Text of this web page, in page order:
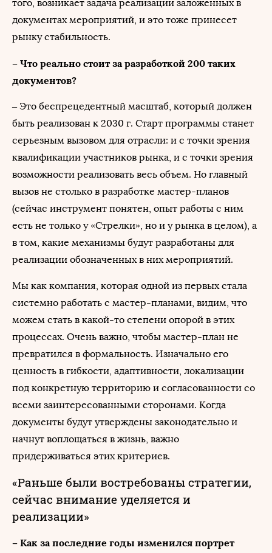
того, возникает задача реализации заложенных в
документах мероприятий, и это тоже принесет
рынку стабильность.
– Что реально стоит за разработкой 200 таких
документов?
– Это беспрецедентный масштаб, который должен
быть реализован к 2030 г. Старт программы станет
серьезным вызовом для отрасли: и с точки зрения
квалификации участников рынка, и с точки зрения
возможности реализовать весь объем. Но главный
вызов не столько в разработке мастер-планов
(сейчас инструмент понятен, опыт работы с ним
есть не только у «Стрелки», но и у рынка в целом), а
в том, какие механизмы будут разработаны для
реализации обозначенных в них мероприятий.
Мы как компания, которая одной из первых стала
системно работать с мастер-планами, видим, что
можем стать в какой-то степени опорой в этих
процессах. Очень важно, чтобы мастер-план не
превратился в формальность. Изначально его
ценность в гибкости, адаптивности, локализации
под конкретную территорию и согласованности со
всеми заинтересованными сторонами. Когда
документы будут утверждены законодательно и
начнут воплощаться в жизнь, важно
придерживаться этих критериев.
«Раньше были востребованы стратегии,
сейчас внимание уделяется и
реализации»
– Как за последние годы изменился портрет